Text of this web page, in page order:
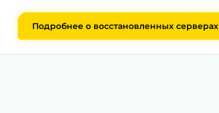
Подробнее о восстановленных серверах